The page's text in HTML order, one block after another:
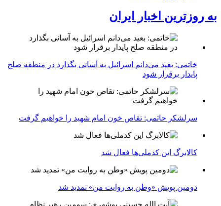
به روزترین اخبار ایران
خاتمی: بعید می‌دانم اسرائیل به آسانی بگذارد در منطقه صلح
پایدار برقرار شود
سرلشکر حاتمی: تقاص خون امام شهید را خواهیم گرفت
کالابرگ این کدملی‌ها فعال شد
دومین پویش «وطن به روایت من» تمدید شد